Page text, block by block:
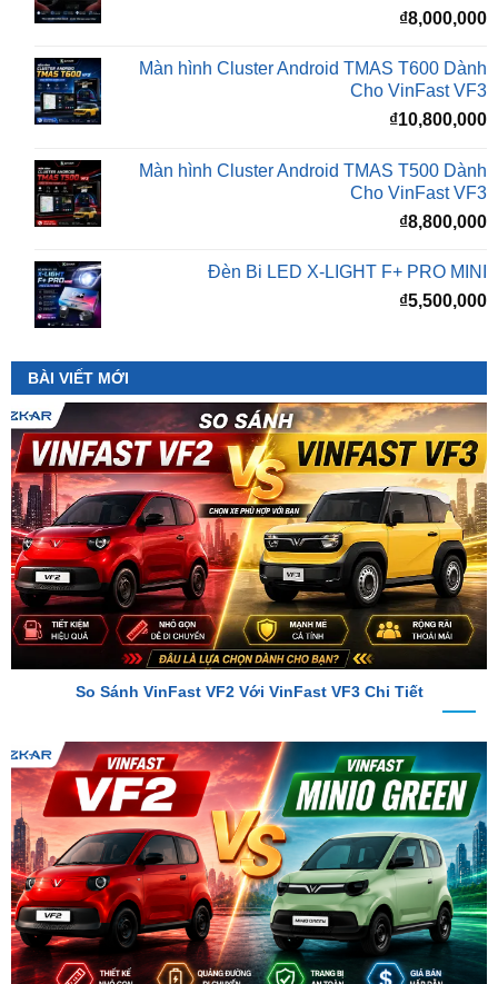
Màn hình Cluster Android TMAS T600 Dành
Cho VinFast VF3
₫10,800,000
Màn hình Cluster Android TMAS T500 Dành
₫8,800,000
Đèn Bi LED X-LIGHT F+ PRO MINI
BÀI VIẾT MỚI
So Sánh VinFast VF2 Với VinFast VF3 Chi Tiết
So Sánh VinFast VF2 Với VinFast Minio Green Chi Tiết